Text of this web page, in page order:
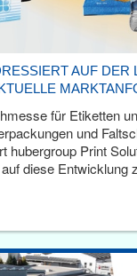
AUF DER
für Etiketten
und
hubergroup Print
diese Entwicklung